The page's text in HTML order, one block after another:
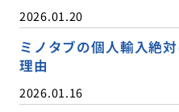
2026.01.20
ミノタブの個人輸入絶
理由
2026.01.16